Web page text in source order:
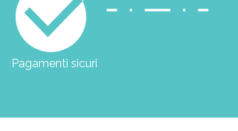
Pagamenti sicuri